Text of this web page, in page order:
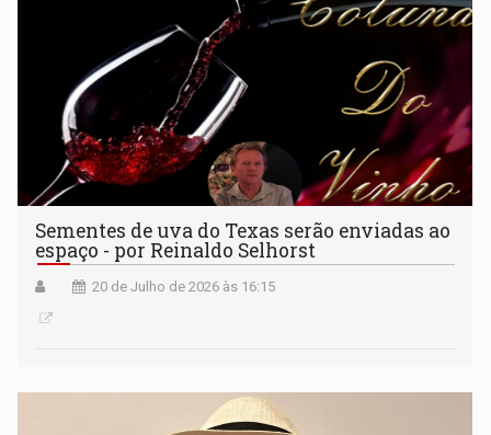
Sementes de uva do Texas serão enviadas ao
espaço - por Reinaldo Selhorst
20 de Julho de 2026 às 16:15